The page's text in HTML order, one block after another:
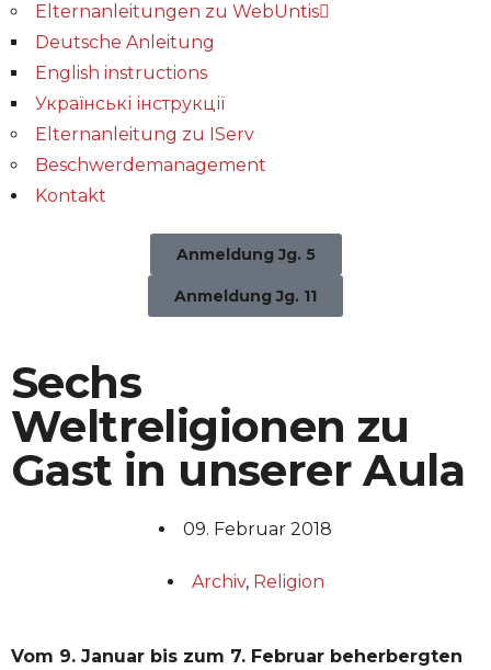
Elternanleitungen zu WebUntis
Deutsche Anleitung
English instructions
Українські інструкції
Elternanleitung zu IServ
Beschwerdemanagement
Kontakt
Anmeldung Jg. 5
Anmeldung Jg. 11
Sechs
Weltreligionen zu
Gast in unserer Aula
09. Februar 2018
Archiv, Religion
Vom 9. Januar bis zum 7. Februar beherbergten